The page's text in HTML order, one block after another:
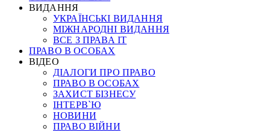
ВИДАННЯ
УКРАЇНСЬКІ ВИДАННЯ
МІЖНАРОДНІ ВИДАННЯ
ВСЕ З ПРАВА ІТ
ПРАВО В ОСОБАХ
ВІДЕО
ДІАЛОГИ ПРО ПРАВО
ПРАВО В ОСОБАХ
ЗАХИСТ БІЗНЕСУ
ІНТЕРВ`Ю
НОВИНИ
ПРАВО ВІЙНИ